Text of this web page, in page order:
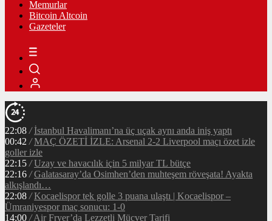
Memurlar
Bitcoin Altcoin
Gazeteler
22:08 / İstanbul Havalimanı’na üç uçak aynı anda iniş yaptı
00:42 / MAÇ ÖZETİ İZLE: Arsenal 2-2 Liverpool maçı özet izle
goller izle
22:15 / Uzay ve havacılık için 5 milyar TL bütçe
22:16 / Galatasaray’da Osimhen’den muhteşem röveşata! Ayakta
alkışlandı…
22:08 / Kocaelispor tek golle 3 puana ulaştı | Kocaelispor –
Ümraniyespor maç sonucu: 1-0
14:00 / Air Fryer’da Lezzetli Mücver Tarifi